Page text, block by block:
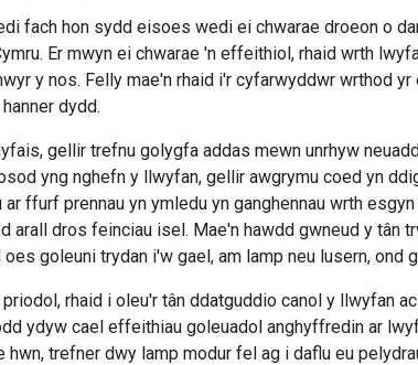
fach hon sydd eisoes wedi ei chwarae droeon o
Er mwyn ei chwarae 'n effeithiol, rhaid wrth
y nos. Felly mae'n rhaid i'r cyfarwyddwr wrthod
dydd.
gellir trefnu golygfa addas mewn unrhyw
yng nghefn y llwyfan, gellir awgrymu coed yn
ar ffurf prennau yn ymledu yn ganghennau wrth
arall dros feinciau isel. Mae'n hawdd gwneud y tân
oes goleuni trydan i'w gael, am lamp neu lusern, ond
rhaid i oleu'r tân ddatguddio canol y llwyfan
ydyw cael effeithiau goleuadol anghyffredin ar
hwn, trefner dwy lamp modur fel ag i daflu eu